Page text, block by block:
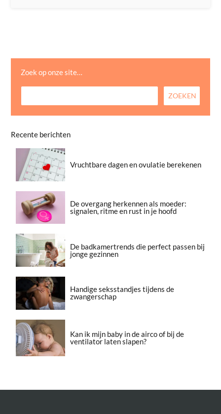
Zoek op onze site…
Recente berichten
Vruchtbare dagen en ovulatie berekenen
De overgang herkennen als moeder:
signalen, ritme en rust in je hoofd
De badkamertrends die perfect passen bij
jonge gezinnen
Handige seksstandjes tijdens de
zwangerschap
Kan ik mijn baby in de airco of bij de
ventilator laten slapen?